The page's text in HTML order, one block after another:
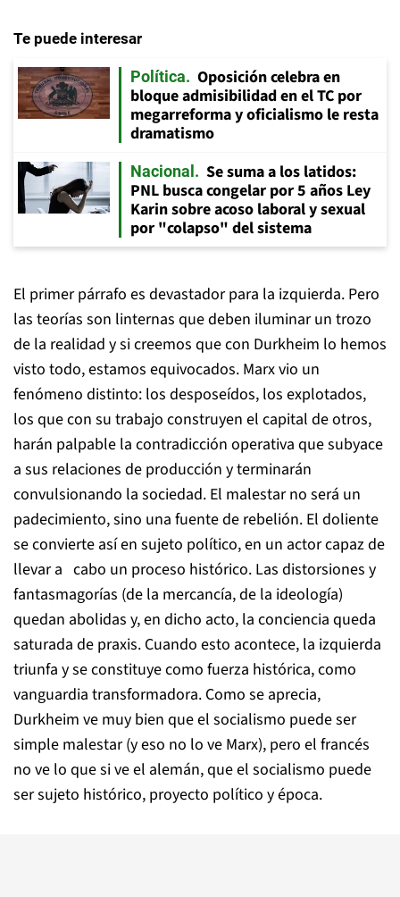
Te puede interesar
Política
Oposición celebra en
bloque admisibilidad en el TC por
megarreforma y oficialismo le resta
dramatismo
Nacional
Se suma a los latidos:
PNL busca congelar por 5 años Ley
Karin sobre acoso laboral y sexual
por "colapso" del sistema
El primer párrafo es devastador para la izquierda. Pero
las teorías son linternas que deben iluminar un trozo
de la realidad y si creemos que con Durkheim lo hemos
visto todo, estamos equivocados. Marx vio un
fenómeno distinto: los desposeídos, los explotados,
los que con su trabajo construyen el capital de otros,
harán palpable la contradicción operativa que subyace
a sus relaciones de producción y terminarán
convulsionando la sociedad. El malestar no será un
padecimiento, sino una fuente de rebelión. El doliente
se convierte así en sujeto político, en un actor capaz de
llevar a cabo un proceso histórico. Las distorsiones y
fantasmagorías (de la mercancía, de la ideología)
quedan abolidas y, en dicho acto, la conciencia queda
saturada de praxis. Cuando esto acontece, la izquierda
triunfa y se constituye como fuerza histórica, como
vanguardia transformadora. Como se aprecia,
Durkheim ve muy bien que el socialismo puede ser
simple malestar (y eso no lo ve Marx), pero el francés
no ve lo que si ve el alemán, que el socialismo puede
ser sujeto histórico, proyecto político y época.